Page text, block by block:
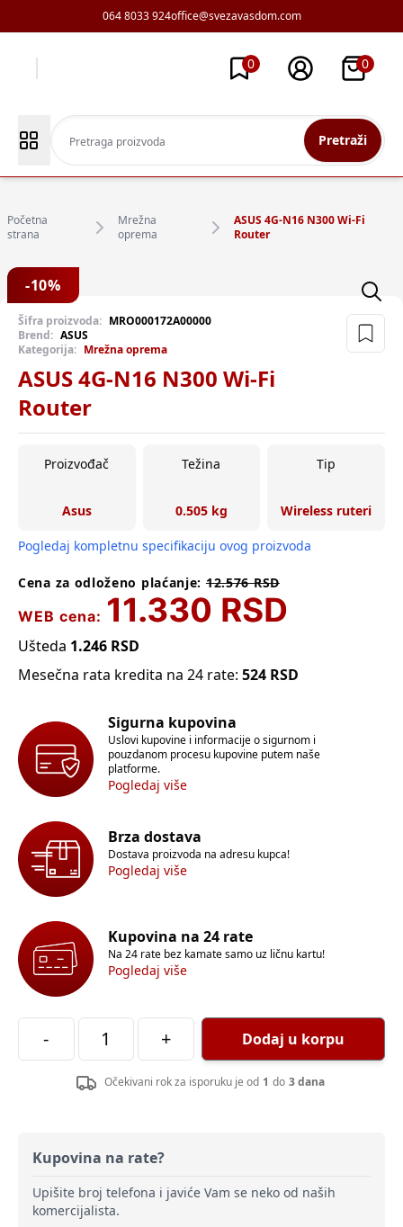
064 8033 924office@svezavasdom.com
0 0
Pretraži
Početna
strana
Mrežna
oprema
ASUS 4G-N16 N300 Wi-Fi
Router
-10%
Šifra proizvoda: MRO000172A00000
Brend: ASUS
Kategorija: Mrežna oprema
ASUS 4G-N16 N300 Wi-Fi
Router
Proizvođač
Asus
Težina
0.505 kg
Tip
Wireless ruteri
Pogledaj kompletnu specifikaciju ovog proizvoda
Cena za odloženo plaćanje: 12.576RSD
WEB cena: 11.330 RSD
Ušteda 1.246 RSD
Mesečna rata kredita na 24 rate: 524 RSD
Sigurna kupovina
Uslovi kupovine i informacije o sigurnom i
pouzdanom procesu kupovine putem naše
platforme.
Pogledaj više
Brza dostava
Dostava proizvoda na adresu kupca!
Pogledaj više
Kupovina na 24 rate
Na 24 rate bez kamate samo uz ličnu kartu!
Pogledaj više
- + Dodaj u korpu
Očekivani rok za isporuku je od 1 do 3 dana
Kupovina na rate?
Upišite broj telefona i javiće Vam se neko od naših
komercijalista.